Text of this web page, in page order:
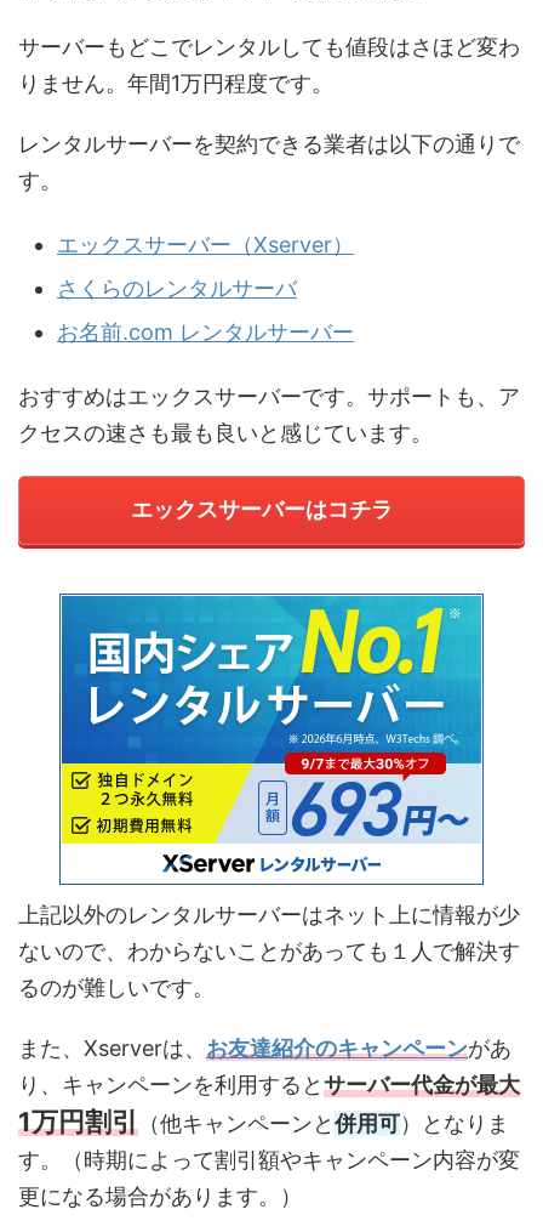
サーバーもどこでレンタルしても値段はさほど変わ
りません。年間1万円程度です。
レンタルサーバーを契約できる業者は以下の通りで
す。
エックスサーバー（Xserver）
さくらのレンタルサーバ
お名前.com レンタルサーバー
おすすめはエックスサーバーです。サポートも、ア
クセスの速さも最も良いと感じています。
エックスサーバーはコチラ
上記以外のレンタルサーバーはネット上に情報が少
ないので、わからないことがあっても１人で解決す
るのが難しいです。
また、Xserverは、 お友達紹介のキャンペーンがあ
り、キャンペーンを利用するとサーバー代金が最大
1万円割引 （他キャンペーンと併用可）となりま
す。（時期によって割引額やキャンペーン内容が変
更になる場合があります。）